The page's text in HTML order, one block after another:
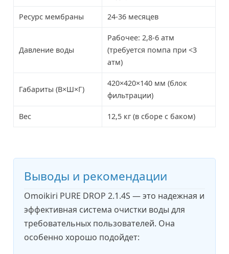
Ресурс мембраны 24-36 месяцев
Давление воды
Рабочее: 2,8-6 атм
(требуется помпа при <3
атм)
Габариты (В×Ш×Г)
420×420×140 мм (блок
фильтрации)
Вес 12,5 кг (в сборе с баком)
Выводы и рекомендации
Omoikiri PURE DROP 2.1.4S — это надежная и
эффективная система очистки воды для
требовательных пользователей. Она
особенно хорошо подойдет: